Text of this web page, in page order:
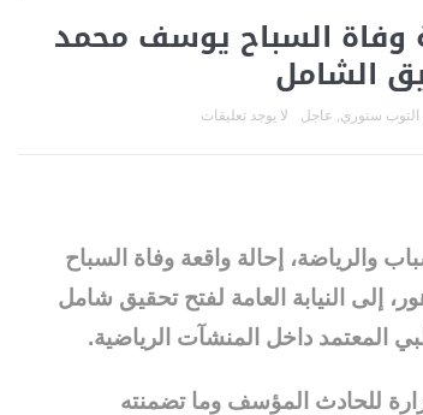
وفاة السباح يوسف محمد
الشامل
التوب ستوري عاجل
لا يوجد تعليقات
والرياضة، إحالة واقعة وفاة السباح
إلى النيابة العامة لفتح تحقيق شامل
المعتمد داخل المنشآت الرياضية.
للحادث المؤسف وما تضمنته